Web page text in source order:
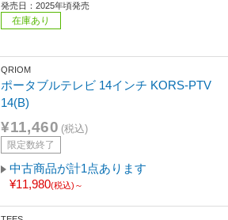
発売日：2025年頃発売
在庫あり
QRIOM
ポータブルテレビ 14インチ KORS-PTV
14(B)
¥11,460 (税込)
限定数終了
中古商品が計1点あります
¥11,980(税込)～